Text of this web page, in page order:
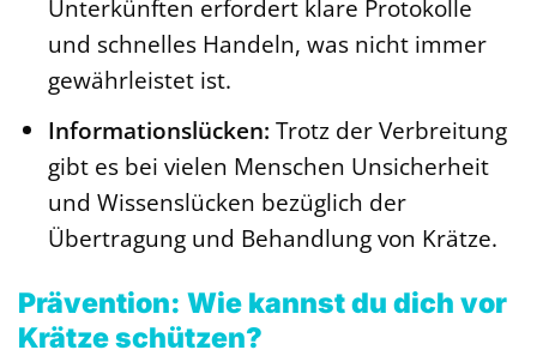
Unterkünften erfordert klare Protokolle
und schnelles Handeln, was nicht immer
gewährleistet ist.
Informationslücken: Trotz der Verbreitung
gibt es bei vielen Menschen Unsicherheit
und Wissenslücken bezüglich der
Übertragung und Behandlung von Krätze.
Prävention: Wie kannst du dich vor
Krätze schützen?